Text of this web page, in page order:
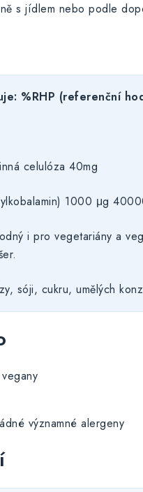
s jídlem nebo podle
%RHP (referenční
celulóza 40mg
1000 μg
i pro vegetariány a
sóji, cukru, umělých
významné alergeny